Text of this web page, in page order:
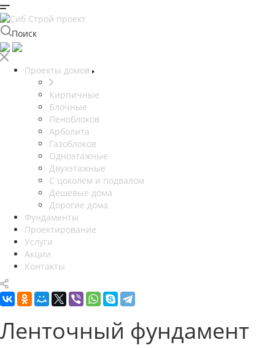
Поиск
Проекты домов
Кирпичные
Блочные
Пеноблоков
Арболита
Газоблоков
Одноэтажные
Двухэтажные
С цоколем и подвалом
Дешевые дома
Дорогие дома
Фундаменты
Проектирование
Услуги
Акции
Контакты
Ленточный фундамент